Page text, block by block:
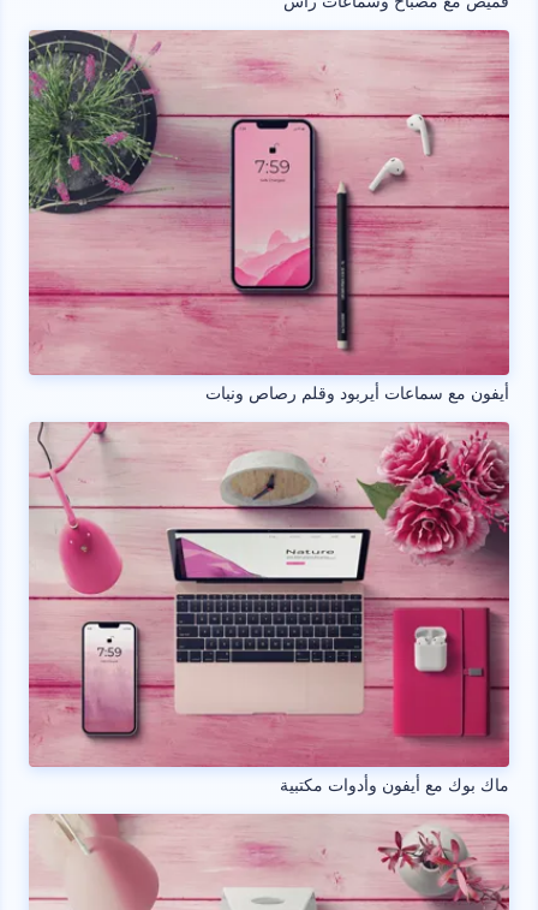
أيفون مع سماعات أيربود وقلم رصاص ونبات
ماك بوك مع أيفون وأدوات مكتبية